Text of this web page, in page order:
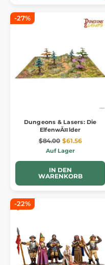
-27%
Dungeons & Lasers: Die
ElfenwĂ¤lder
$84.00 $61.56
Auf Lager
IN DEN
WARENKORB
-22%